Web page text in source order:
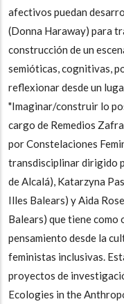
afectivos puedan
(Donna Haraway) para
construcción de un
semióticas, cognitivas,
reflexionar desde un
"Imaginar/construir lo
cargo de Remedios
por Constelaciones
transdisciplinar dirigido
de Alcalá), Katarzyna
Illes Balears) y Aida
Balears) que tiene
pensamiento desde la
feministas inclusivas.
proyectos de
Ecologies in the